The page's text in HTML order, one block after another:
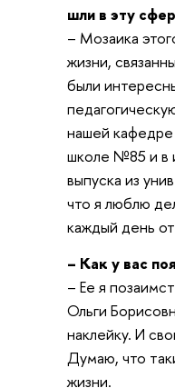
шли в эту
– Мозаика
жизни,
были
нашей кафедре
школе №85 и в
выпуска из
что я люблю
каждый день
– Как у вас
– Ее я
Ольги
наклейку. И
Думаю, что
жизни.